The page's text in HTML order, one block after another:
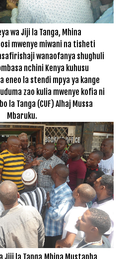
wa Jiji la Tanga, Mhina
mwenye miwani na tisheti
wanaofanya shughuli
nchini Kenya kuhusu
eneo la stendi mpya ya kange
zao kulia mwenye kofia ni
la Tanga (CUF) Alhaj Mussa
Mbaruku.
Jiji la Tanga,Mhina Mustapha